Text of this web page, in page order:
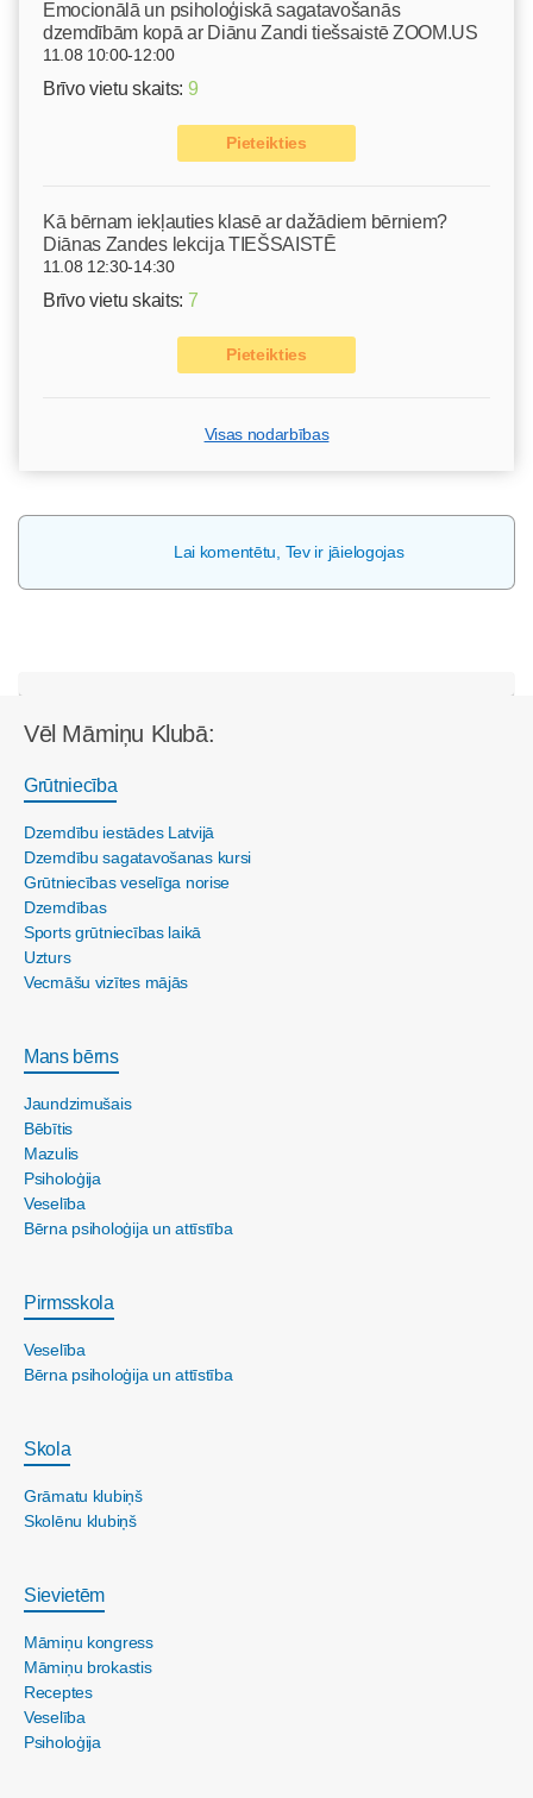
Emocionālā un psiholoģiskā sagatavošanās
dzemdībām kopā ar Diānu Zandi tiešsaistē ZOOM.US
11.08 10:00-12:00
Brīvo vietu skaits: 9
Pieteikties
Kā bērnam iekļauties klasē ar dažādiem bērniem?
Diānas Zandes lekcija TIEŠSAISTĒ
11.08 12:30-14:30
Brīvo vietu skaits: 7
Pieteikties
Visas nodarbības
Lai komentētu, Tev ir jāielogojas
Vēl Māmiņu Klubā:
Grūtniecība
Dzemdību iestādes Latvijā
Dzemdību sagatavošanas kursi
Grūtniecības veselīga norise
Dzemdības
Sports grūtniecības laikā
Uzturs
Vecmāšu vizītes mājās
Mans bērns
Jaundzimušais
Bēbītis
Mazulis
Psiholoģija
Veselība
Bērna psiholoģija un attīstība
Pirmsskola
Veselība
Bērna psiholoģija un attīstība
Skola
Grāmatu klubiņš
Skolēnu klubiņš
Sievietēm
Māmiņu kongress
Māmiņu brokastis
Receptes
Veselība
Psiholoģija